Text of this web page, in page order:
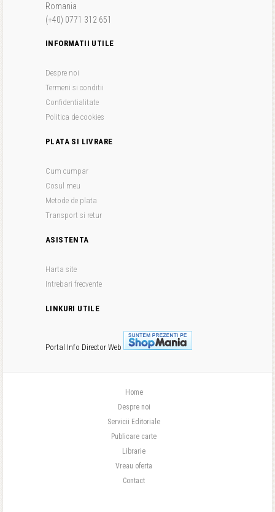
Romania
(+40) 0771 312 651
INFORMATII UTILE
Despre noi
Termeni si conditii
Confidentialitate
Politica de cookies
PLATA SI LIVRARE
Cum cumpar
Cosul meu
Metode de plata
Transport si retur
ASISTENTA
Harta site
Intrebari frecvente
LINKURI UTILE
Portal Info Director Web
Home
Despre noi
Servicii Editoriale
Publicare carte
Librarie
Vreau oferta
Contact